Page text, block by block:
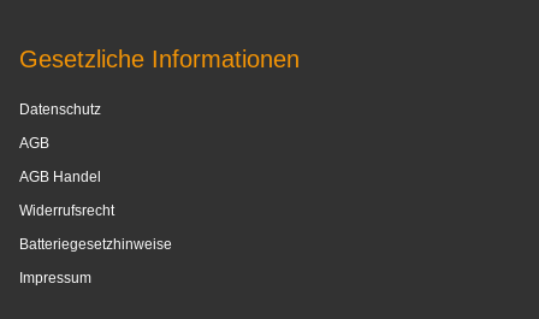
Gesetzliche Informationen
Datenschutz
AGB
AGB Handel
Widerrufsrecht
Batteriegesetzhinweise
Impressum